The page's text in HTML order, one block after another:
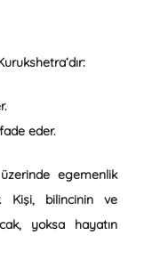
‘dır:
eder.
egemenlik
Kişi, bilincinin ve
yoksa hayatın